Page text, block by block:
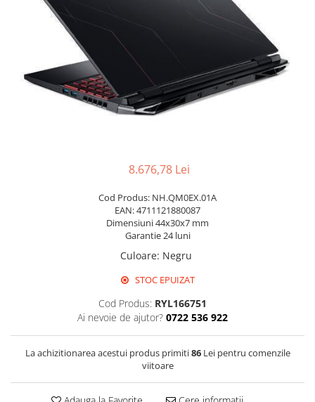
Instrumente de scris
Pixuri cu pasta
Pixuri cu gel
Stilouri si rollere cu rezerve de
Creioane mecanice si mine
Markere permanente
Markere pe baza de vopsea
Markere pentru whiteboard si
flipchart
universale
8.676,78 Lei
Cod Produs: NH.QM0EX.01A
EAN: 4711121880087
Dimensiuni 44x30x7 mm
Garantie 24 luni
Culoare: Negru
STOC EPUIZAT
Cod Produs: RYL166751
Ai nevoie de ajutor? 0722 536 922
La achizitionarea acestui produs primiti86Lei pentru comenzile
viitoare